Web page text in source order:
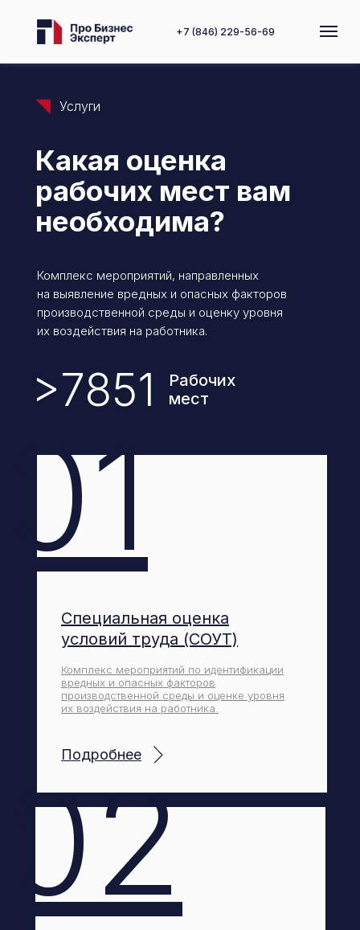
+7 (846) 229-56-69
02
Какая оценка
рабочих мест вам
необходима?
Услуги
Комплекс мероприятий, направленных
на выявление вредных и опасных факторов
производственной среды и оценку уровня
их воздействия на работника.
Рабочих
мест
>7851
Специальная оценка
условий труда (СОУТ)
Комплекс мероприятий по идентификации
вредных и опасных факторов
производственной среды и оценке уровня
их воздействия на работника.
01
Подробнее